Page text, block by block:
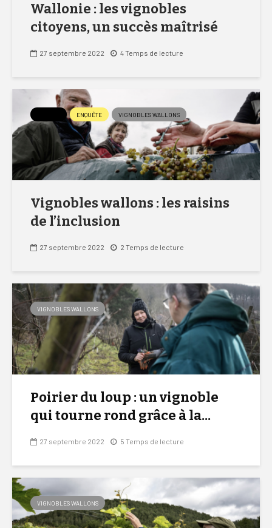
Wallonie : les vignobles
citoyens, un succès maîtrisé
27 septembre 2022 4 Temps de lecture
ENQUÊTE VIGNOBLES WALLONS
Vignobles wallons : les raisins
de l’inclusion
27 septembre 2022 2 Temps de lecture
VIGNOBLES WALLONS
Poirier du loup : un vignoble
qui tourne rond grâce à la...
27 septembre 2022 5 Temps de lecture
VIGNOBLES WALLONS